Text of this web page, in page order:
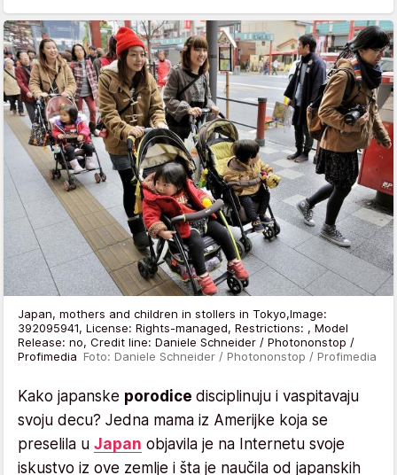
Japan, mothers and children in stollers in Tokyo,Image:
392095941, License: Rights-managed, Restrictions: , Model
Release: no, Credit line: Daniele Schneider / Photononstop /
Profimedia Foto: Daniele Schneider / Photononstop / Profimedia
Kako japanske porodice disciplinuju i vaspitavaju
svoju decu? Jedna mama iz Amerijke koja se
preselila u Japan objavila je na Internetu svoje
iskustvo iz ove zemlje i šta je naučila od japanskih